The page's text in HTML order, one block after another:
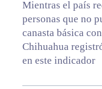
Mientras el país
personas que no
canasta básica
Chihuahua
en este indicador